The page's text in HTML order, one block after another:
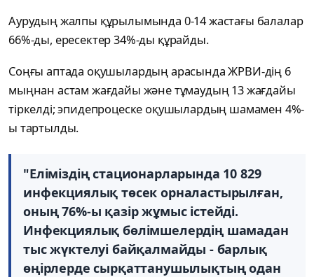
Аурудың жалпы құрылымында 0-14 жастағы балалар
66%-ды, ересектер 34%-ды құрайды.
Соңғы аптада оқушылардың арасында ЖРВИ-дің 6
мыңнан астам жағдайы және тұмаудың 13 жағдайы
тіркелді; эпидепроцеске оқушылардың шамамен 4%-
ы тартылды.
"Еліміздің стационарларында 10 829
инфекциялық төсек орналастырылған,
оның 76%-ы қазір жұмыс істейді.
Инфекциялық бөлімшелердің шамадан
тыс жүктелуі байқалмайды - барлық
өңірлерде сырқаттанушылықтың одан